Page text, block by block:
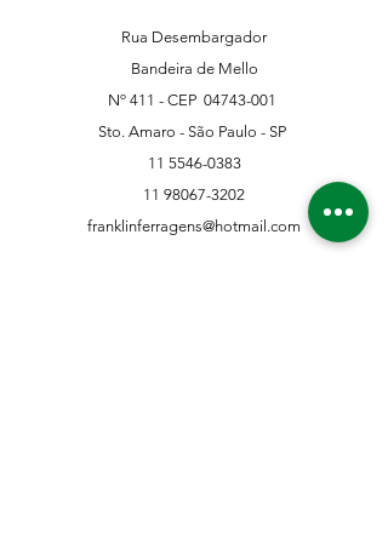
Rua Desembargador
Bandeira de Mello
Nº 411 - CEP 04743-001
Sto. Amaro - São Paulo - SP
11 5546-0383
11 98067-3202
franklinferragens@hotmail.com